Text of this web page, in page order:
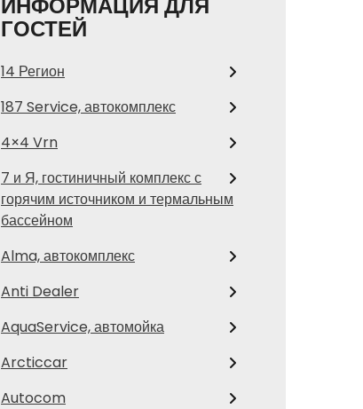
ГОСТЕЙ
14 Регион
187 Service, автокомплекс
4×4 Vrn
7 и Я, гостиничный комплекс с
горячим источником и термальным
бассейном
Alma, автокомплекс
Anti Dealer
AquaService, автомойка
Arcticcar
Autocom